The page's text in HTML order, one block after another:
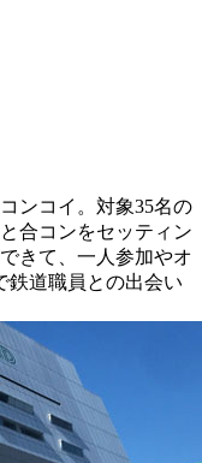
ンコイ。対象35名の
合コンをセッティン
きて、一人参加やオ
鉄道職員との出会い